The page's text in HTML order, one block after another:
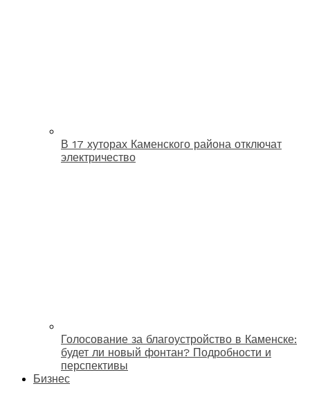
В 17 хуторах Каменского района отключат
электричество
Голосование за благоустройство в Каменске:
будет ли новый фонтан? Подробности и
перспективы
Бизнес